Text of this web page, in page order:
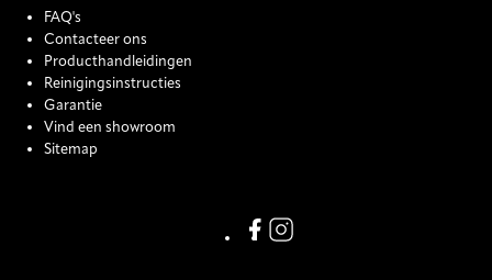
FAQ's
Contacteer ons
Producthandleidingen
Reinigingsinstructies
Garantie
Vind een showroom
Sitemap
Link missing Display text from
Link missing Display text